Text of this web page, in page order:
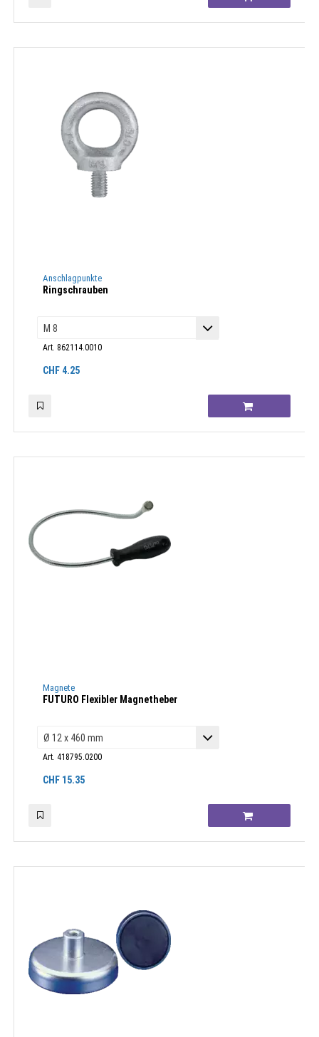
Anschlagpunkte
Ringschrauben
Art. 862114.0010
CHF 4.25
Magnete
FUTURO Flexibler Magnetheber
Art. 418795.0200
CHF 15.35